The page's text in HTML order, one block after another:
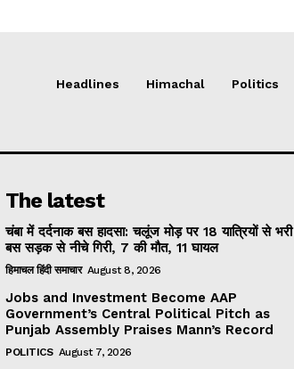
Headlines Himachal Politics
The latest
चंबा में दर्दनाक बस हादसा: चलूंज मोड़ पर 18 यात्रियों से भरी
बस सड़क से नीचे गिरी, 7 की मौत, 11 घायल
हिमाचल हिंदी समाचार August 8, 2026
Jobs and Investment Become AAP
Government’s Central Political Pitch as
Punjab Assembly Praises Mann’s Record
POLITICS August 7, 2026